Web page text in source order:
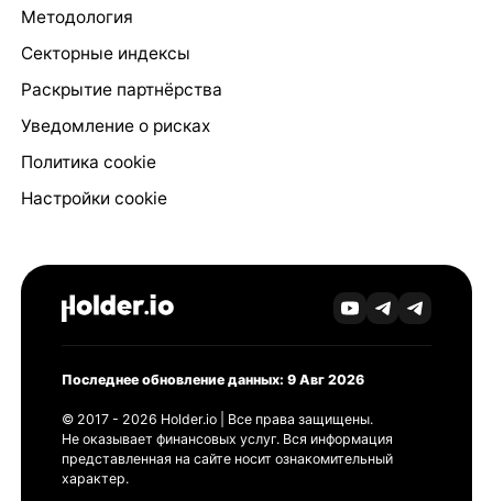
Методология
Секторные индексы
Раскрытие партнёрства
Уведомление о рисках
Политика cookie
Настройки cookie
Последнее обновление данных: 9 Авг 2026
© 2017 - 2026 Holder.io | Все права защищены.
Не оказывает финансовых услуг. Вся информация
представленная на сайте носит ознакомительный
характер.